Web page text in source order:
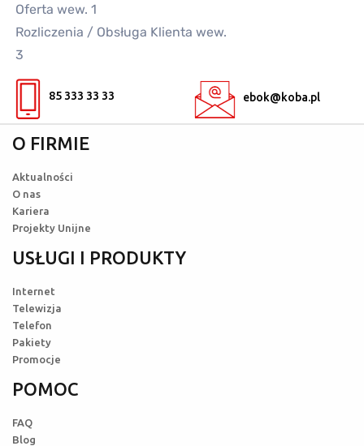
Oferta wew. 1
Rozliczenia / Obsługa Klienta wew.
3
85 333 33 33 ebok@koba.pl
O FIRMIE
Aktualności
O nas
Kariera
Projekty Unijne
USŁUGI I PRODUKTY
Internet
Telewizja
Telefon
Pakiety
Promocje
POMOC
FAQ
Blog